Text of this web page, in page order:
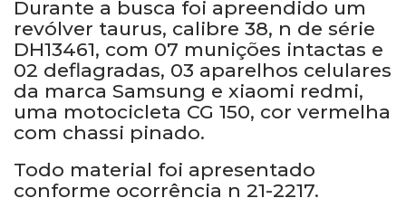
Durante a busca foi apreendido um
revólver taurus, calibre 38, n de série
DH13461, com 07 munições intactas e
02 deflagradas, 03 aparelhos celulares
da marca Samsung e xiaomi redmi,
uma motocicleta CG 150, cor vermelha
com chassi pinado.
Todo material foi apresentado
conforme ocorrência n 21-2217.